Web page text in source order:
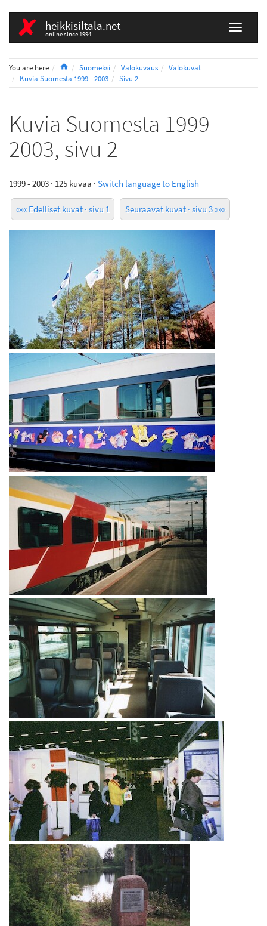
heikkisiltala.net
online since 1994
You are here HomeSuomeksi Valokuvaus
Valokuvat
Kuvia Suomesta 1999 - 2003
Sivu 2
Kuvia Suomesta 1999 -
2003, sivu 2
1999 - 2003 · 125 kuvaa · Switch language to English
««« Edelliset kuvat · sivu 1 Seuraavat kuvat · sivu 3 »»»